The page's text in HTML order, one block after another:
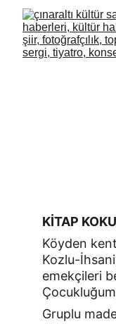
KİTAP
Köyden
Kozlu-
emekçileri
Gruplu